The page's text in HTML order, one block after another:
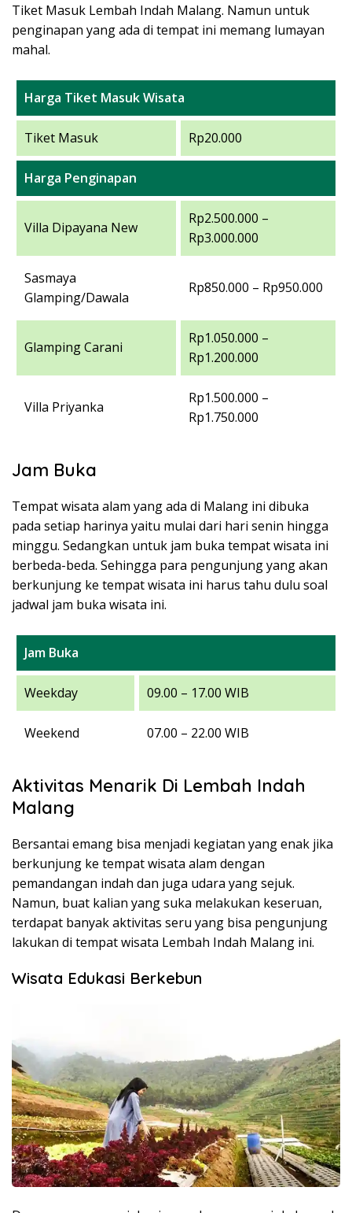
Tiket Masuk Lembah Indah Malang. Namun untuk
penginapan yang ada di tempat ini memang lumayan
mahal.
Harga Tiket Masuk Wisata
Tiket Masuk Rp20.000
Harga Penginapan
Villa Dipayana New
Rp2.500.000 –
Rp3.000.000
Sasmaya
Glamping/Dawala
Rp850.000 – Rp950.000
Glamping Carani
Rp1.050.000 –
Rp1.200.000
Villa Priyanka
Rp1.500.000 –
Rp1.750.000
Jam Buka
Tempat wisata alam yang ada di Malang ini dibuka
pada setiap harinya yaitu mulai dari hari senin hingga
minggu. Sedangkan untuk jam buka tempat wisata ini
berbeda-beda. Sehingga para pengunjung yang akan
berkunjung ke tempat wisata ini harus tahu dulu soal
jadwal jam buka wisata ini.
Jam Buka
Weekday 09.00 – 17.00 WIB
Weekend 07.00 – 22.00 WIB
Aktivitas Menarik Di Lembah Indah
Malang
Bersantai emang bisa menjadi kegiatan yang enak jika
berkunjung ke tempat wisata alam dengan
pemandangan indah dan juga udara yang sejuk.
Namun, buat kalian yang suka melakukan keseruan,
terdapat banyak aktivitas seru yang bisa pengunjung
lakukan di tempat wisata Lembah Indah Malang ini.
Wisata Edukasi Berkebun